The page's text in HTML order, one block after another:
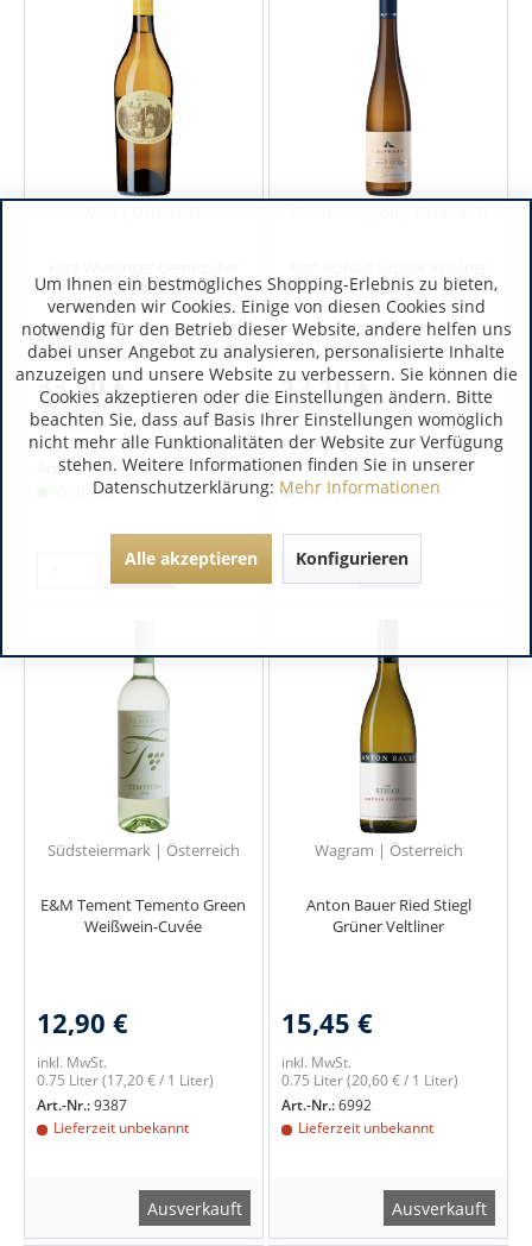
Satz Ried...
33,90 €
inkl. MwSt.
0.75 Liter(45,20 € / 1 Liter)
Art.-Nr.:3620
Verfügbar
Zistl
12,10 €
inkl. MwSt.
0.75 Liter(16,13 € / 1 Liter)
Art.-Nr.:6683
Verfügbar
Südsteiermark | Österreich
E&M Tement Temento Green
Weißwein-Cuvée
12,90 €
inkl. MwSt.
0.75 Liter(17,20 € / 1 Liter)
Art.-Nr.:9387
Lieferzeit unbekannt
Ausverkauft
Wagram | Österreich
Anton Bauer Ried Stiegl
Grüner Veltliner
15,45 €
inkl. MwSt.
0.75 Liter(20,60 € / 1 Liter)
Art.-Nr.:6992
Lieferzeit unbekannt
Ausverkauft
Um Ihnen ein bestmögliches Shopping-Erlebnis zu bieten,
verwenden wir Cookies. Einige von diesen Cookies sind
notwendig für den Betrieb dieser Website, andere helfen uns
dabei unser Angebot zu analysieren, personalisierte Inhalte
anzuzeigen und unsere Website zu verbessern. Sie können die
Cookies akzeptieren oder die Einstellungen ändern. Bitte
beachten Sie, dass auf Basis Ihrer Einstellungen womöglich
nicht mehr alle Funktionalitäten der Website zur Verfügung
stehen. Weitere Informationen finden Sie in unserer
Datenschutzerklärung: Mehr Informationen
Alle akzeptieren Konfigurieren